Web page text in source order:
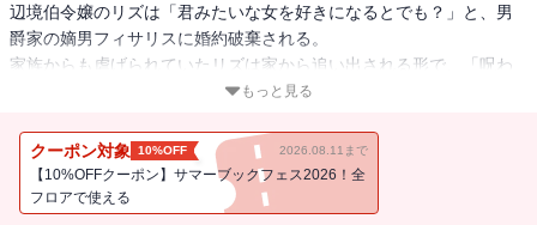
辺境伯令嬢のリズは「君みたいな女を好きになるとでも？」と、男
爵家の嫡男フィサリスに婚約破棄される。
家族からも虐げられていたリズは家から追い出される形で、「呪わ
れ公爵」の異名を持つ英雄リシンのもとへ嫁ぐことに。
逆・・・!?
抱える苦しみを誰にも理解されてこなかった二人が、最愛の人と一
緒になったことで幸せになるロマンスファンタジー！
もっと見る
クーポン対象 10%OFF 2026.08.11まで
【10%OFFクーポン】サマーブックフェス2026！全
フロアで使える